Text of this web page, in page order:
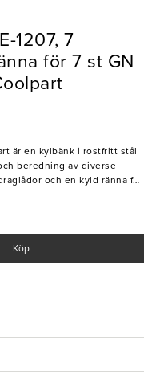
1207, 7
för 7 st GN
är en kylbänk i rostfritt stål
beredning av diverse
och en kyld ränna för
Köp